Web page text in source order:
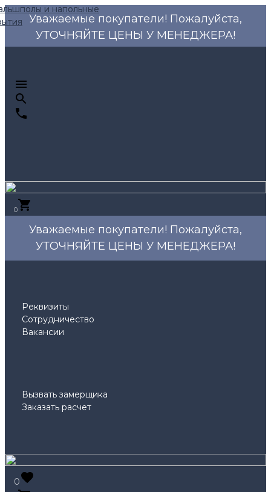
Уважаемые покупатели! Пожалуйста,
УТОЧНЯЙТЕ ЦЕНЫ У МЕНЕДЖЕРА!
0
Уважаемые покупатели! Пожалуйста,
УТОЧНЯЙТЕ ЦЕНЫ У МЕНЕДЖЕРА!
Реквизиты
Сотрудничество
Вакансии
Вызвать замерщика
Заказать расчет
0